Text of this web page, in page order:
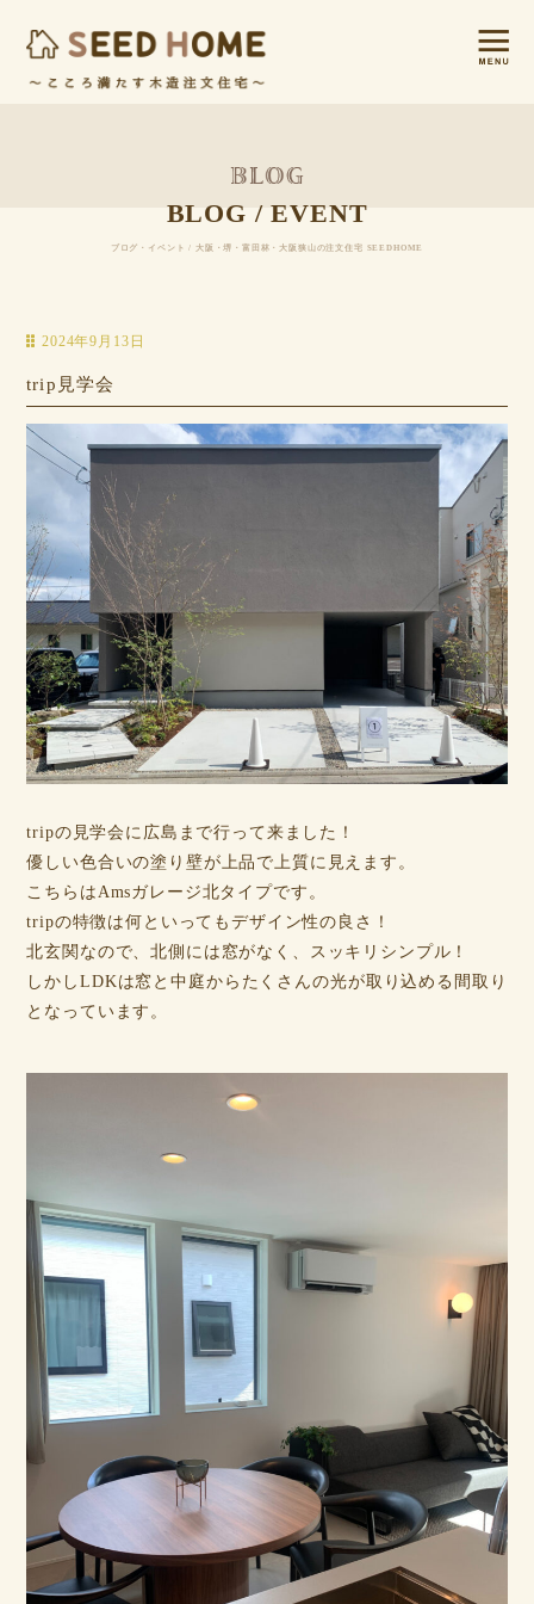
BLOG / EVENT
ブログ・イベント / 大阪・堺・富田林・大阪狭山の注文住宅 SEEDHOME
2024年9月13日
trip見学会
tripの見学会に広島まで行って来ました！
優しい色合いの塗り壁が上品で上質に見えます。
こちらはAmsガレージ北タイプです。
tripの特徴は何といってもデザイン性の良さ！
北玄関なので、北側には窓がなく、スッキリシンプル！
しかしLDKは窓と中庭からたくさんの光が取り込める間取り
となっています。